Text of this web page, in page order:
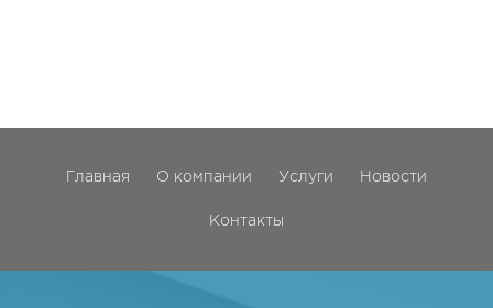
Главная О компании Услуги Новости
Контакты